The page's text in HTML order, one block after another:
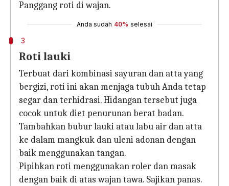
Panggang roti di wajan.
Anda sudah 40% selesai
3
Roti lauki
Terbuat dari kombinasi sayuran dan atta yang
bergizi, roti ini akan menjaga tubuh Anda tetap
segar dan terhidrasi. Hidangan tersebut juga
cocok untuk diet penurunan berat badan.
Tambahkan bubur lauki atau labu air dan atta
ke dalam mangkuk dan uleni adonan dengan
baik menggunakan tangan.
Pipihkan roti menggunakan roler dan masak
dengan baik di atas wajan tawa. Sajikan panas.